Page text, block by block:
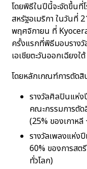
โดยพิธีในปีนี้จะจัดขึ้นที่
สหรัฐอเมริกา ในวันที่
พฤศจิกายน ที่
ครั้งแรกที่พิธีมอบรางวั
เอเชียตะวันออกเฉียงใต้
โดยหลักเกณฑ์การตัด
รางวัลศิลปินแห่ง
คณะกรรมการตัด
(25% ของเกาห
รางวัลเพลงแห่ง
60% ของการสต
ทั่วโลก)